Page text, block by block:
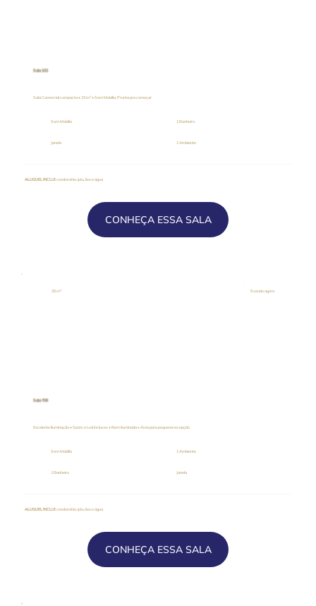
Sala 102
Sala Comercial compacta • 23 m² • Sem Mobília. Pronta pra começar
Sem Mobília 1 Banheiro
Janela 1 Ambiente
ALUGUEL INCLUI: condomínio, iptu, lixo e água
CONHEÇA ESSA SALA
25 m² 5 vendo agora
Sala 709
Excelente Iluminação • Spots e Led inclusos • Bem iluminada • Área para pequena recepção
Sem Mobília 1 Ambiente
1 Banheiro Janela
ALUGUEL INCLUI: condomínio, iptu, lixo e água
CONHEÇA ESSA SALA